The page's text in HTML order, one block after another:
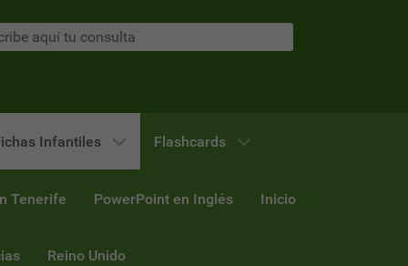
Infantiles Flashcards
Tenerife PowerPoint en Inglés Inicio
Reino Unido